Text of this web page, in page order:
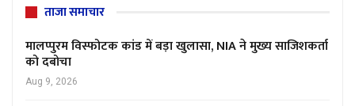
ताजा समाचार
मालप्पुरम विस्फोटक कांड में बड़ा खुलासा, NIA ने मुख्य साजिशकर्ता
को दबोचा
Aug 9, 2026